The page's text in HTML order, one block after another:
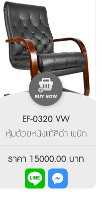
EF-0320 VW
หุ้มด้วยหนังแท้สีดำ พนัก
โอ๊ค
ราคา 15000.00 บาท